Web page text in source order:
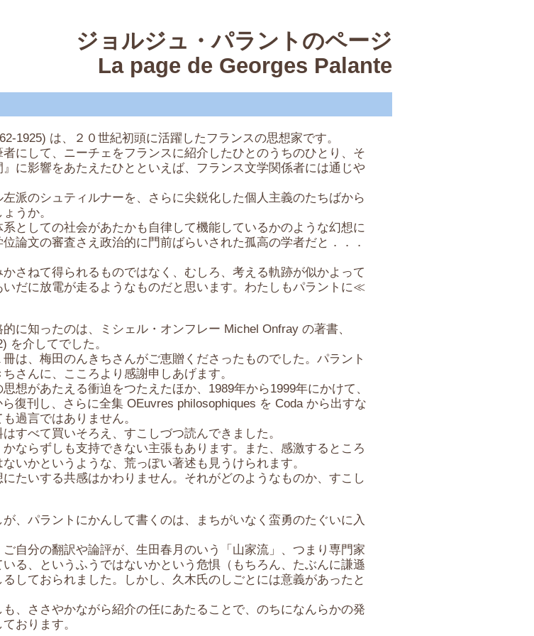
ジョルジュ・パラントのページ
La page de Georges Palante
1925) は、２０世紀初頭に活躍したフランスの思想家です。
にして、ニーチェをフランスに紹介したひとのうちのひとり、そ
に影響をあたえたひとといえば、フランス文学関係者には通じや
派のシュティルナーを、さらに尖鋭化した個人主義のたちばから
うか。
としての社会があたかも自律して機能しているかのような幻想に
論文の審査さえ政治的に門前ばらいされた孤高の学者だと．．．
さねて得られるものではなく、むしろ、考える軌跡が似かよって
だに放電が走るようなものだと思います。わたしもパラントに≪
に知ったのは、ミシェル・オンフレー Michel Onfray の著書、
を介してでした。
は、梅田のんきちさんがご恵贈くださったものでした。パラント
さんに、こころより感謝申しあげます。
想があたえる衝迫をつたえたほか、1989年から1999年にかけて、
復刊し、さらに全集 OEuvres philosophiques を Coda から出すな
過言ではありません。
すべて買いそろえ、すこしづつ読んできました。
ならずしも支持できない主張もあります。また、感激するところ
いかというような、荒っぽい著述も見うけられます。
たいする共感はかわりません。それがどのようなものか、すこし
、パラントにかんして書くのは、まちがいなく蛮勇のたぐいに入
自分の翻訳や論評が、生田春月のいう「山家流」、つまり専門家
る、というふうではないかという危惧（もちろん、たぶんに謙遜
しておられました。しかし、久木氏のしごとには意義があったと
、ささやかながら紹介の任にあたることで、のちになんらかの発
おります。